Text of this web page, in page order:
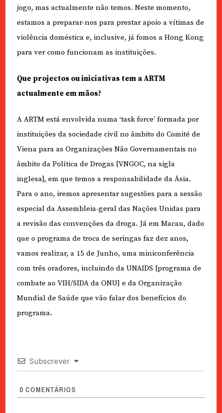
jogo, mas actualmente não temos. Neste momento,
estamos a preparar-nos para prestar apoio a vítimas de
violência doméstica e, inclusive, já fomos a Hong Kong
para ver como funcionam as instituições.
Que projectos ou iniciativas tem a ARTM
actualmente em mãos?
A ARTM está envolvida numa ‘task force’ formada por
instituições da sociedade civil no âmbito do Comité de
Viena para as Organizações Não Governamentais no
âmbito da Política de Drogas [VNGOC, na sigla
inglesa], em que temos a responsabilidade da Ásia.
Para o ano, iremos apresentar sugestões para a sessão
especial da Assembleia-geral das Nações Unidas para
a revisão das convenções da droga. Já em Macau, dado
que o programa de troca de seringas faz dez anos,
vamos realizar, a 15 de Junho, uma miniconferência
com três oradores, incluindo da UNAIDS [programa de
combate ao VIH/SIDA da ONU] e da Organização
Mundial de Saúde que vão falar dos benefícios do
programa.
Subscrever
0 COMENTÁRIOS